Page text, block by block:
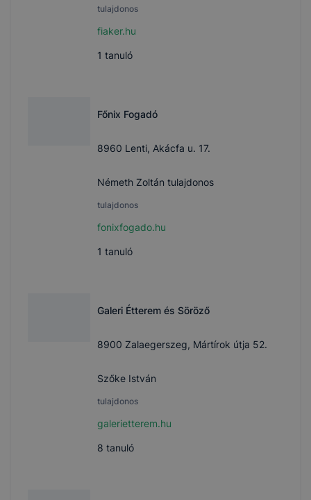
tulajdonos
fiaker.hu
1 tanuló
Főnix Fogadó
8960 Lenti, Akácfa u. 17.
Németh Zoltán tulajdonos
tulajdonos
fonixfogado.hu
1 tanuló
Galeri Étterem és Söröző
8900 Zalaegerszeg, Mártírok útja 52.
Szőke István
tulajdonos
galerietterem.hu
8 tanuló